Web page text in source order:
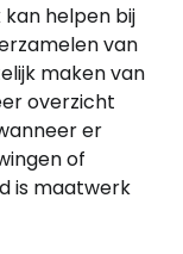
kan helpen bij
van
maken van
overzicht
er
of
is maatwerk